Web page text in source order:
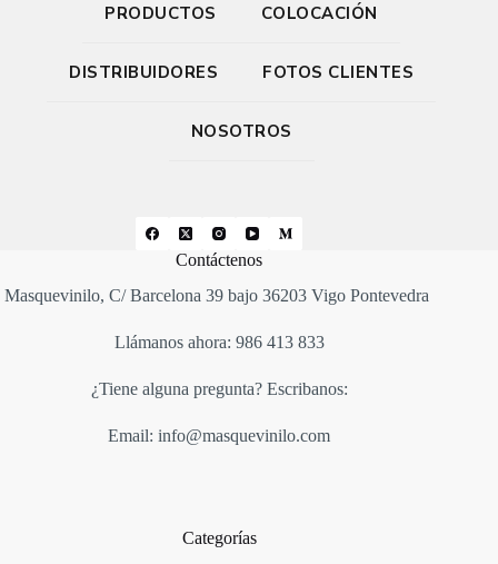
PRODUCTOS COLOCACIÓN
DISTRIBUIDORES FOTOS CLIENTES
NOSOTROS
Contáctenos
Masquevinilo, C/ Barcelona 39 bajo 36203 Vigo Pontevedra
Llámanos ahora: 986 413 833
¿Tiene alguna pregunta? Escribanos:
Email: info@masquevinilo.com
Categorías